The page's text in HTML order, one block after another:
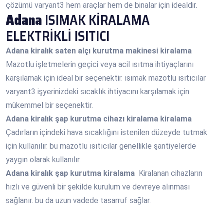
çözümü varyant3 hem araçlar hem de binalar için idealdir.
AdanaISIMAK KİRALAMA
ELEKTRİKLİ ISITICI
Adana kiralık saten alçı kurutma makinesi kiralama
Mazotlu işletmelerin geçici veya acil ısıtma ihtiyaçlarını
karşılamak için ideal bir seçenektir. ısımak mazotlu ısıtıcılar
varyant3 işyerinizdeki sıcaklık ihtiyacını karşılamak için
mükemmel bir seçenektir.
Adana kiralık şap kurutma cihazı kiralama kiralama
Çadırların içindeki hava sıcaklığını istenilen düzeyde tutmak
için kullanılır. bu mazotlu ısıtıcılar genellikle şantiyelerde
yaygın olarak kullanılır.
Adana kiralık şap kurutma kiralama Kiralanan cihazların
hızlı ve güvenli bir şekilde kurulum ve devreye alınması
sağlanır. bu da uzun vadede tasarruf sağlar.